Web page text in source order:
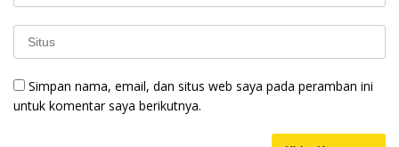
Simpan nama, email, dan situs web saya pada peramban ini
untuk komentar saya berikutnya.